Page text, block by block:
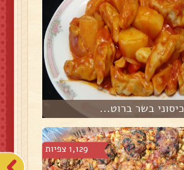
כיסוני בשר ברוט...
1,129 צפיות